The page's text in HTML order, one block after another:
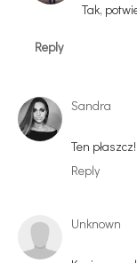
Tak,
Reply
Sandra
Ten
Reply
Unknown